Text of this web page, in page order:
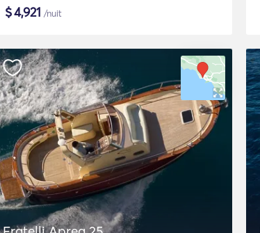
$4,921 /nuit